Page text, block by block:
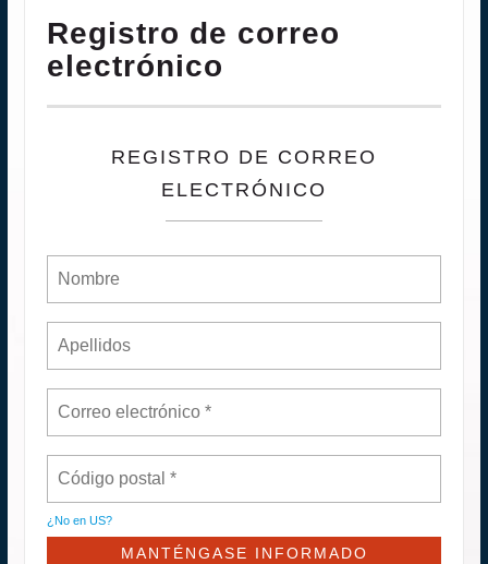
Registro de correo
electrónico
REGISTRO DE CORREO
ELECTRÓNICO
¿No en US?